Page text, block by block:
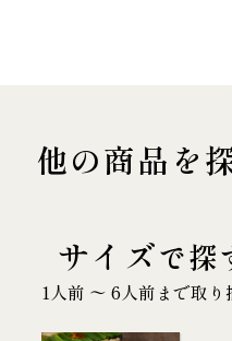
他の商品を
サイズで探
1人前 〜 6人前まで取り